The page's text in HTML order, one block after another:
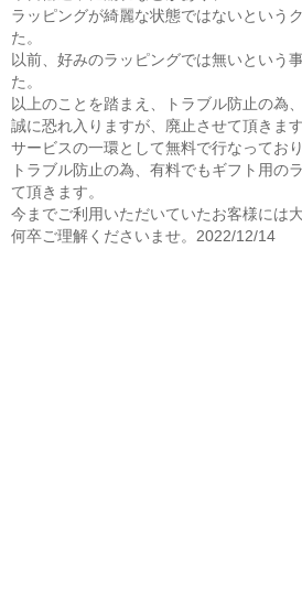
ラッピングが綺麗な状態ではないという
た。
以前、好みのラッピングでは無いという
た。
以上のことを踏まえ、トラブル防止の為、
誠に恐れ入りますが、廃止させて頂きます
サービスの一環として無料で行なってお
トラブル防止の為、有料でもギフト用の
て頂きます。
今までご利用いただいていたお客様には
何卒ご理解くださいませ。2022/12/14